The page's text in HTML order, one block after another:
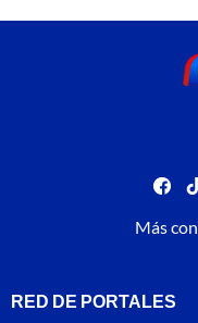
Más
RED DE PORTALES